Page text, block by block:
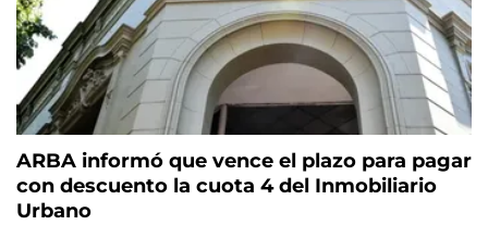
ARBA informó que vence el plazo para pagar
con descuento la cuota 4 del Inmobiliario
Urbano